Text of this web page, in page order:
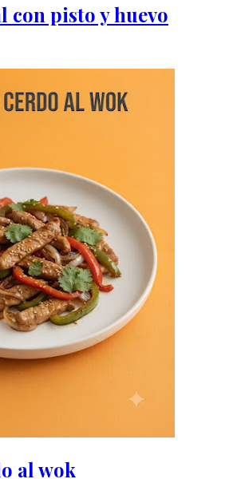
pisto y huevo
al wok